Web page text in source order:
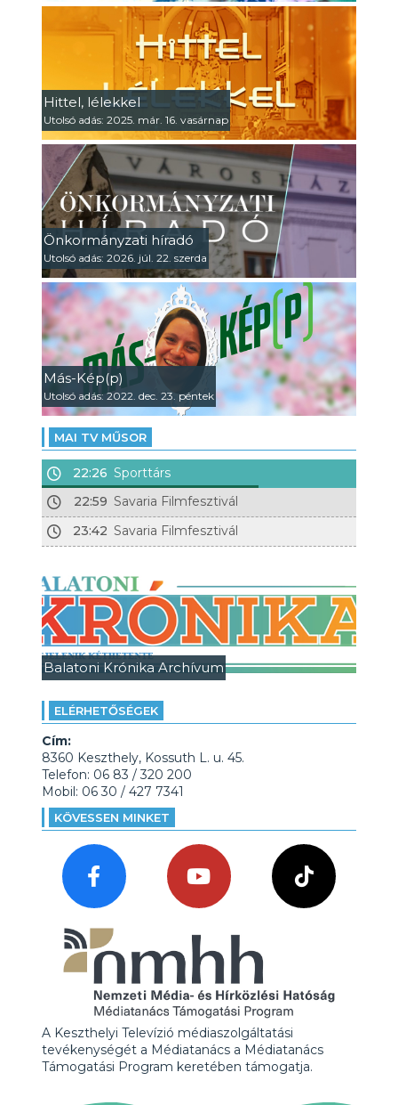
Hittel, lélekkel
Utolsó adás: 2025. már. 16. vasárnap
Önkormányzati híradó
Utolsó adás: 2026. júl. 22. szerda
Más-Kép(p)
Utolsó adás: 2022. dec. 23. péntek
MAI TV MŰSOR
22:26 Sporttárs
22:59 Savaria Filmfesztivál
23:42 Savaria Filmfesztivál
Balatoni Krónika Archívum
ELÉRHETŐSÉGEK
Cím:
8360 Keszthely, Kossuth L. u. 45.
Telefon: 06 83 / 320 200
Mobil: 06 30 / 427 7341
KÖVESSEN MINKET
A Keszthelyi Televízió médiaszolgáltatási
tevékenységét a Médiatanács a Médiatanács
Támogatási Program keretében támogatja.